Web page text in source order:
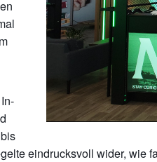
eindrucksvoll wider, wie